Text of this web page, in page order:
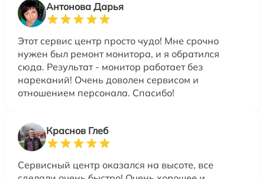
Антонова Дарья
Этот сервис центр просто чудо! Мне срочно
нужен был ремонт монитора, и я обратился
сюда. Результат - монитор работает без
нареканий! Очень доволен сервисом и
отношением персонала. Спасибо!
Краснов Глеб
Сервисный центр оказался на высоте, все